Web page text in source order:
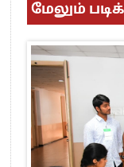
மேலும்